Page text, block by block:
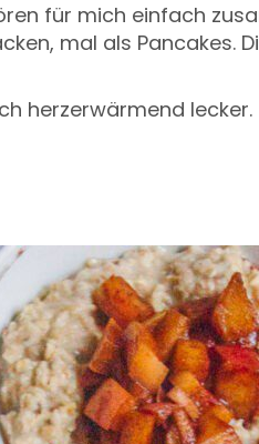
für mich einfach
mal als Pancakes.
herzerwärmend lecker.